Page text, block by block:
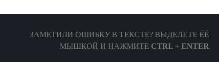
ЗАМЕТИЛИ ОШИБКУ В ТЕКСТЕ? ВЫДЕЛЕТЕ ЁЁ
МЫШКОЙ И НАЖМИТЕ CTRL + ENTER